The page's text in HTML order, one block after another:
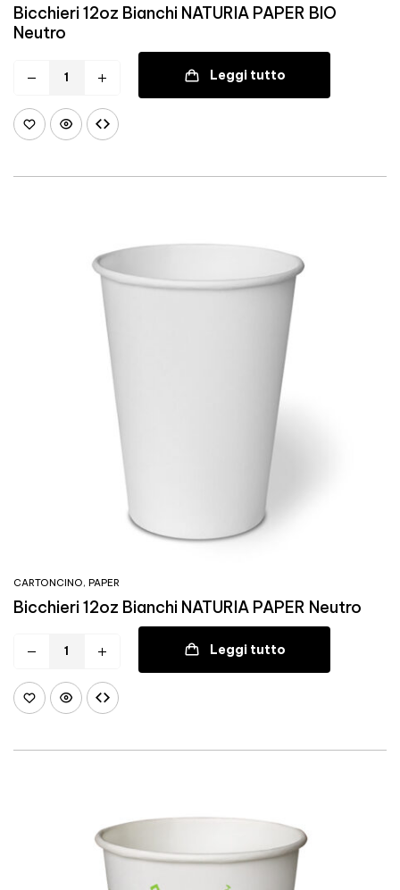
Bicchieri 12oz Bianchi NATURIA PAPER BIO
Neutro
Leggi tutto
CARTONCINO, PAPER
Bicchieri 12oz Bianchi NATURIA PAPER Neutro
Leggi tutto